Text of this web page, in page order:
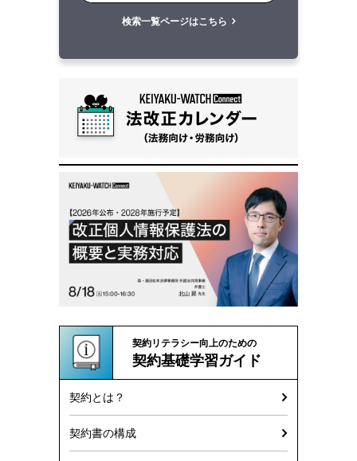
検索一覧ページはこちら
契約リテラシー向上のための
契約基礎学習ガイド
契約とは？
契約書の構成